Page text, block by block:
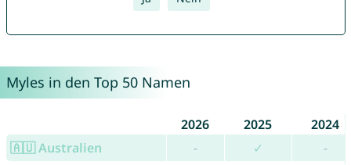
Myles in den Top 50 Namen
2026 2025
2024
🇦🇺 Australien
- ✓
-